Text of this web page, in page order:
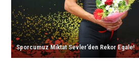
Sporcumuz Miktat Sevler’den Rekor Egale!